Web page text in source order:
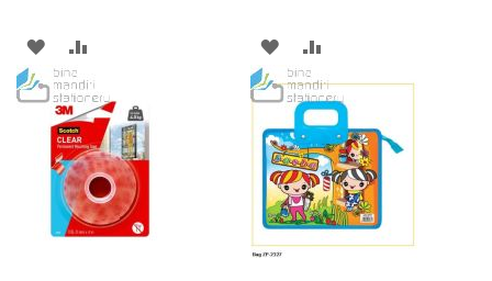
ADD
TO
WISH
LIST
TO
COMPARE
ADD
TO
WISH
LIST
TO
COMPARE